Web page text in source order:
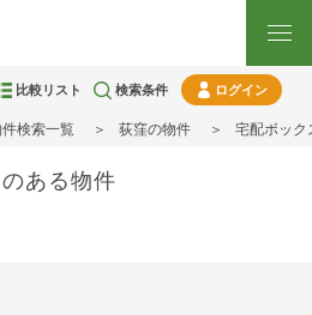
比較リスト 検索条件 ログイン
検索一覧 荻窪の物件 宅配ボック
ある物件